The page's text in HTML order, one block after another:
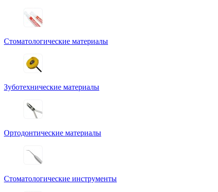
Стоматологические материалы
Зуботехнические материалы
Ортодонтические материалы
Стоматологические инструменты